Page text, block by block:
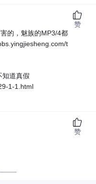
的，魅族的MP3/4都
t
知道真假
1-1.html
赞
赞
——